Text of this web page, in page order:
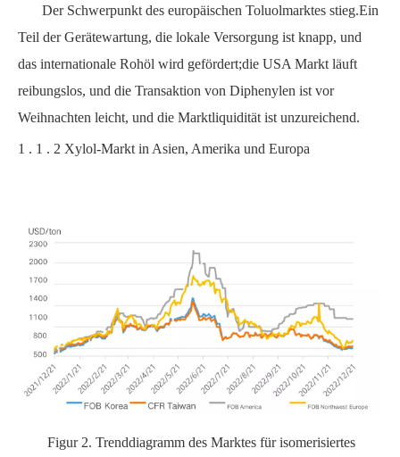
Der Schwerpunkt des europäischen Toluolmarktes stieg.Ein
Teil der Gerätewartung, die lokale Versorgung ist knapp, und
das internationale Rohöl wird gefördert;die USA Markt läuft
reibungslos, und die Transaktion von Diphenylen ist vor
Weihnachten leicht, und die Marktliquidität ist unzureichend.
1 . 1 . 2 Xylol-Markt in Asien, Amerika und Europa
Figur 2.Trenddiagramm des Marktes für isomerisiertes